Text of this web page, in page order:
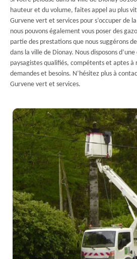
hauteur et du volume, faites appel au plus
Gurvene vert et services pour s’occuper de
nous pouvons également vous poser des
partie des prestations que nous suggérons
dans la ville de Dionay. Nous disposons
paysagistes qualifiés, compétents et aptes à
demandes et besoins. N’hésitez plus à
Gurvene vert et services.